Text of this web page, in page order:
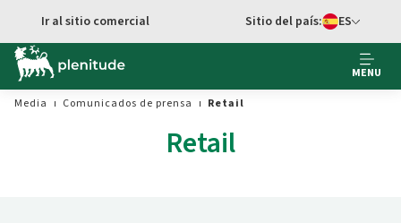
Ir al sitio comercial
cambiar idioma
Sitio del país: ES
MENU
Media
Comunicados de prensa Retail
Retail